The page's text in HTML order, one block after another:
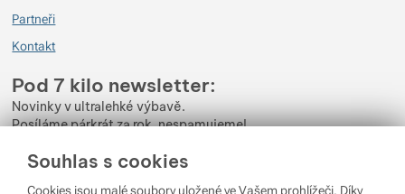
Souhlas s cookies
Cookies jsou malé soubory uložené ve Vašem prohlížeči. Díky
Partneři
Kontakt
Pod 7 kilo newsletter:
Novinky v ultralehké výbavě.
Posíláme párkrát za rok, nespamujeme!
Zadejte váš e-mail